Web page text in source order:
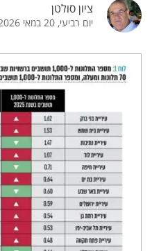
ציון סולטן
יום רביעי, 20 במאי 2026, 02:30